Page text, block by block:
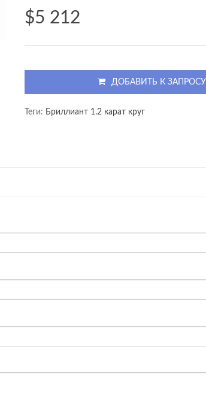
$5 212
ДОБАВИТЬ К ЗАПРОСУ
Теги: Бриллиант 1.2 карат круг